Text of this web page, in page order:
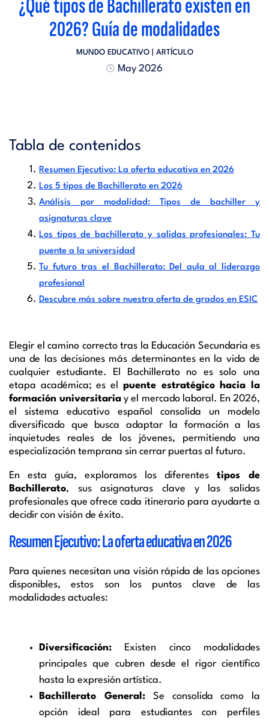
¿Qué tipos de Bachillerato existen en
2026? Guía de modalidades
MUNDO EDUCATIVO| ARTÍCULO
May 2026
Tabla de contenidos
Resumen Ejecutivo: La oferta educativa en 2026
Los 5 tipos de Bachillerato en 2026
Análisis por modalidad: Tipos de bachiller y
asignaturas clave
Los tipos de bachillerato y salidas profesionales: Tu
puente a la universidad
Tu futuro tras el Bachillerato: Del aula al liderazgo
profesional
Descubre más sobre nuestra oferta de grados en ESIC
Elegir el camino correcto tras la Educación Secundaria es
una de las decisiones más determinantes en la vida de
cualquier estudiante. El Bachillerato no es solo una
etapa académica; es el puente estratégico hacia la
formación universitaria y el mercado laboral. En 2026,
el sistema educativo español consolida un modelo
diversificado que busca adaptar la formación a las
inquietudes reales de los jóvenes, permitiendo una
especialización temprana sin cerrar puertas al futuro.
En esta guía, exploramos los diferentes tipos de
Bachillerato, sus asignaturas clave y las salidas
profesionales que ofrece cada itinerario para ayudarte a
decidir con visión de éxito.
Resumen Ejecutivo: La oferta educativa en 2026
Para quienes necesitan una visión rápida de las opciones
disponibles, estos son los puntos clave de las
modalidades actuales:
Diversificación: Existen cinco modalidades
principales que cubren desde el rigor científico
hasta la expresión artística.
Bachillerato General:Se consolida como la
opción ideal para estudiantes con perfiles